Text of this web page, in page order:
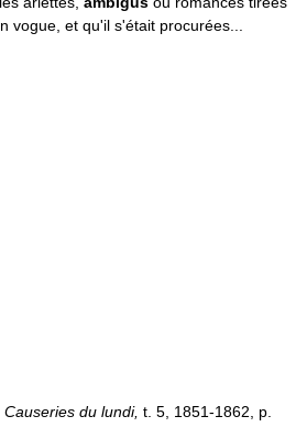
vogue, et qu'il s'était procurées...
Causeries du lundi, t. 5, 1851-1862, p.